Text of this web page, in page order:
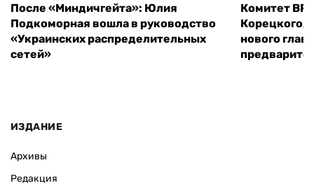
После «Миндичгейта»: Юлия
Подкоморная вошла в руководство
«Украинских распределительных
сетей»
Комитет ВР
Корецкого,
нового
ИЗДАНИЕ
Архивы
Редакция